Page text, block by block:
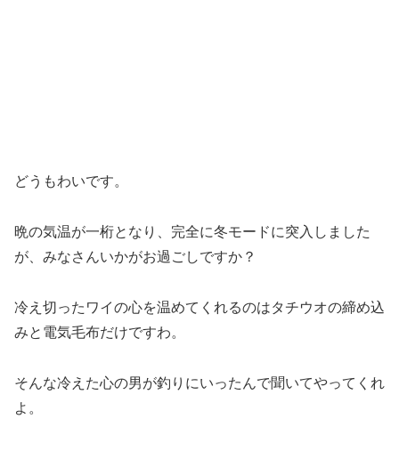
どうもわいです。
晩の気温が一桁となり、完全に冬モードに突入しました
が、みなさんいかがお過ごしですか？
冷え切ったワイの心を温めてくれるのはタチウオの締め込
みと電気毛布だけですわ。
そんな冷えた心の男が釣りにいったんで聞いてやってくれ
よ。